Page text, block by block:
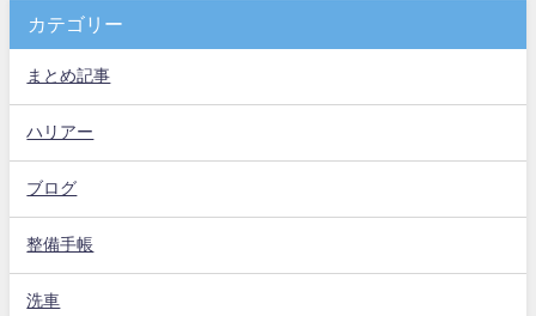
カテゴリー
まとめ記事
ハリアー
ブログ
整備手帳
洗車